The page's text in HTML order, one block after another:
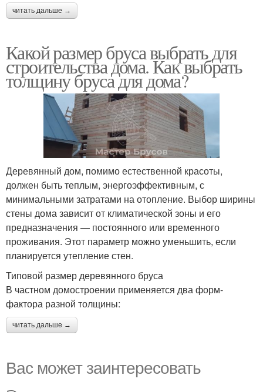
читать дальше →
Какой размер бруса выбрать для
строительства дома. Как выбрать
толщину бруса для дома?
Деревянный дом, помимо естественной красоты,
должен быть теплым, энергоэффективным, с
минимальными затратами на отопление. Выбор ширины
стены дома зависит от климатической зоны и его
предназначения — постоянного или временного
проживания. Этот параметр можно уменьшить, если
планируется утепление стен.
Типовой размер деревянного бруса
В частном домостроении применяется два форм-
фактора разной толщины:
читать дальше →
Вас может заинтересовать